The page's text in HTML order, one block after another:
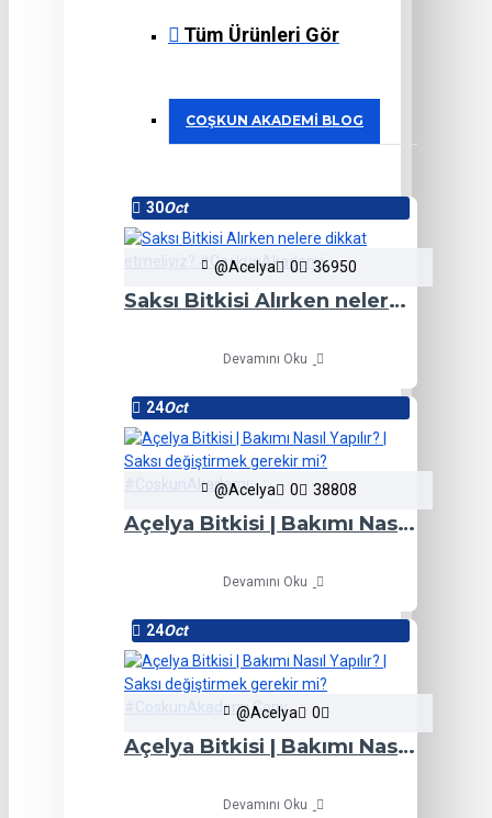
Tüm Ürünleri Gör
COŞKUN AKADEMI BLOG
30Oct
@Acelya 0 36950
Saksı Bitkisi Alırken nelere dikkat etmeliyiz? #CoşkunAkademi
Devamını Oku
24Oct
@Acelya 0 38808
Açelya Bitkisi | Bakımı Nasıl Yapılır? | Saksı değiştirmek gerekir mi? #CoskunAkademi
Devamını Oku
24Oct
@Acelya 0
Açelya Bitkisi | Bakımı Nasıl Yapılır? | Saksı değiştirmek gerekir mi? #CoskunAkademi Copy
Devamını Oku